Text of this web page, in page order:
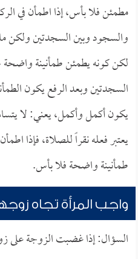
مطمئن فلا بأس، إذا اطمأن في
والسجود وبين السجدتين ولكن
لكن كونه يطمئن طمأنينة
السجدتين وبعد الرفع يكون
يكون أكمل وأكمل، يعني: لا
يعتبر فعله نقراً للصلاة، فإذا
طمأنينة واضحة فلا بأس.
واجب المرأة تجاه
السؤال: إذا غضبت الزوجة على